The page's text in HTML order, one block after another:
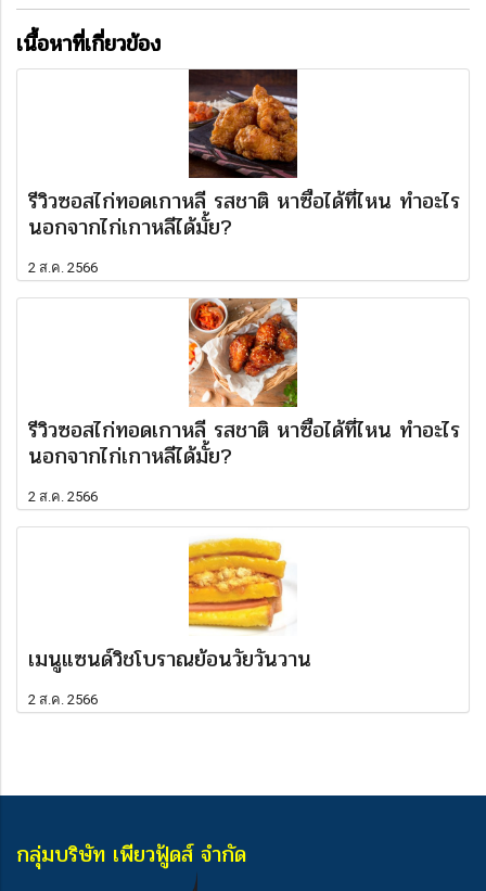
เนื้อหาที่เกี่ยวข้อง
รีวิวซอสไก่ทอดเกาหลี รสชาติ หาซื้อได้ที่ไหน ทำอะไร
นอกจากไก่เกาหลีได้มั้ย?
2 ส.ค. 2566
รีวิวซอสไก่ทอดเกาหลี รสชาติ หาซื้อได้ที่ไหน ทำอะไร
นอกจากไก่เกาหลีได้มั้ย?
2 ส.ค. 2566
เมนูแซนด์วิชโบราณย้อนวัยวันวาน
2 ส.ค. 2566
กลุ่มบริษัท เพียวฟู้ดส์ จำกัด